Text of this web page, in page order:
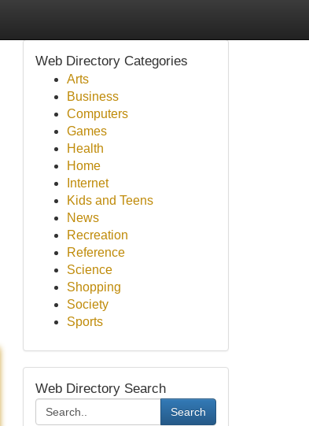
Web Directory Categories
Arts
Business
Computers
Games
Health
Home
Internet
Kids and Teens
News
Recreation
Reference
Science
Shopping
Society
Sports
Web Directory Search
Search